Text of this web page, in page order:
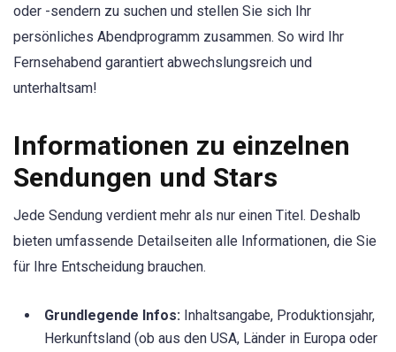
oder -sendern zu suchen und stellen Sie sich Ihr
persönliches Abendprogramm zusammen. So wird Ihr
Fernsehabend garantiert abwechslungsreich und
unterhaltsam!
Informationen zu einzelnen
Sendungen und Stars
Jede Sendung verdient mehr als nur einen Titel. Deshalb
bieten umfassende Detailseiten alle Informationen, die Sie
für Ihre Entscheidung brauchen.
Grundlegende Infos: Inhaltsangabe, Produktionsjahr,
Herkunftsland (ob aus den USA, Länder in Europa oder